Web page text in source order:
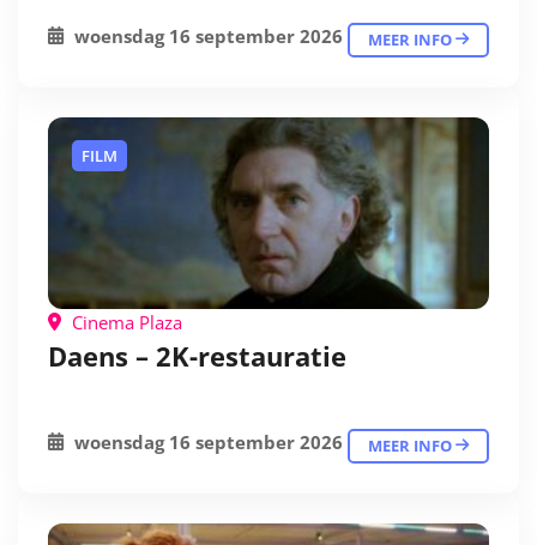
woensdag 16 september 2026 MEER INFO
FILM
Cinema Plaza
Daens – 2K-restauratie
woensdag 16 september 2026 MEER INFO